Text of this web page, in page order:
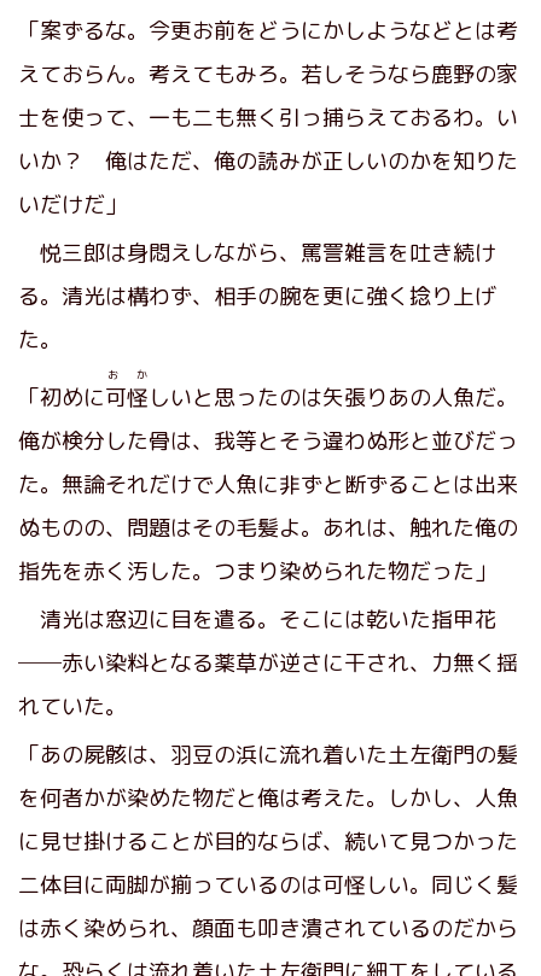
「案ずるな。今更お前をどうにかしようなどとは考
えておらん。考えてもみろ。若しそうなら鹿野の家
士を使って、一も二も無く引っ捕らえておるわ。い
いか？ 俺はただ、俺の読みが正しいのかを知りた
いだけだ」
悦三郎は身悶えしながら、罵詈雑言を吐き続け
る。清光は構わず、相手の腕を更に強く捻り上げ
た。
「初めに可怪
お か
しいと思ったのは矢張りあの人魚だ。
俺が検分した骨は、我等とそう違わぬ形と並びだっ
た。無論それだけで人魚に非ずと断ずることは出来
ぬものの、問題はその毛髪よ。あれは、触れた俺の
指先を赤く汚した。つまり染められた物だった」
清光は窓辺に目を遣る。そこには乾いた指甲花
──赤い染料となる薬草が逆さに干され、力無く揺
れていた。
「あの屍骸は、羽豆の浜に流れ着いた土左衛門の髪
を何者かが染めた物だと俺は考えた。しかし、人魚
に見せ掛けることが目的ならば、続いて見つかった
二体目に両脚が揃っているのは可怪しい。同じく髪
は赤く染められ、顔面も叩き潰されているのだから